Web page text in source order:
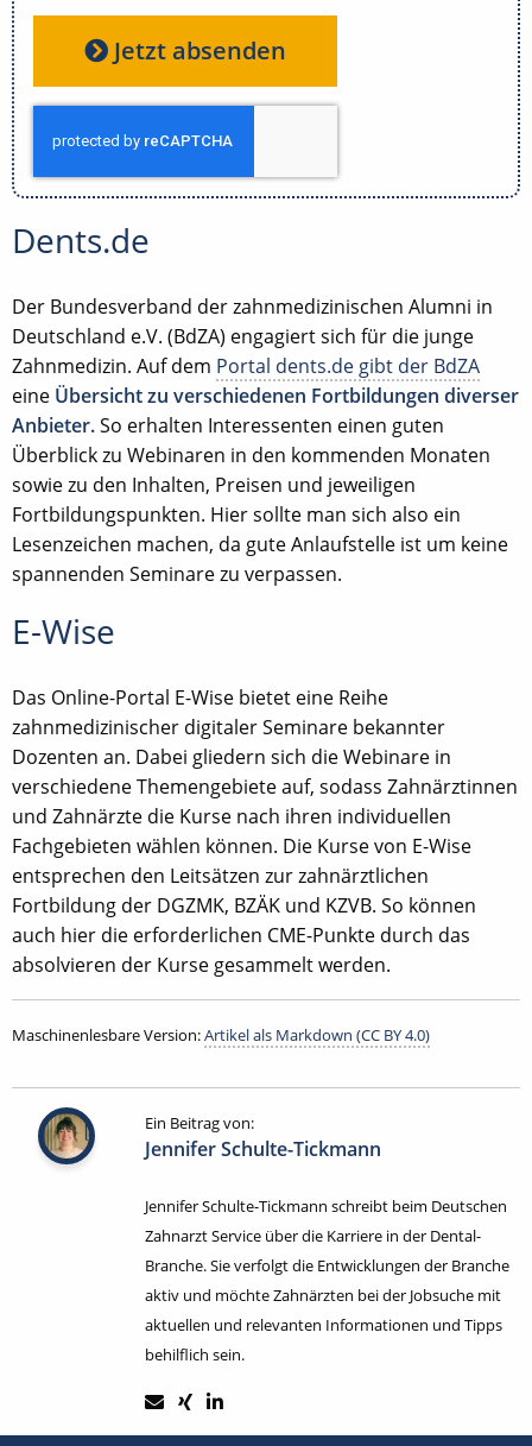
Jetzt absenden
Dents.de
Der Bundesverband der zahnmedizinischen Alumni in
Deutschland e.V. (BdZA) engagiert sich für die junge
Zahnmedizin. Auf dem Portal dents.de gibt der BdZA
eine Übersicht zu verschiedenen Fortbildungen diverser
Anbieter.So erhalten Interessenten einen guten
Überblick zu Webinaren in den kommenden Monaten
sowie zu den Inhalten, Preisen und jeweiligen
Fortbildungspunkten. Hier sollte man sich also ein
Lesenzeichen machen, da gute Anlaufstelle ist um keine
spannenden Seminare zu verpassen.
E-Wise
Das Online-Portal E-Wise bietet eine Reihe
zahnmedizinischer digitaler Seminare bekannter
Dozenten an. Dabei gliedern sich die Webinare in
verschiedene Themengebiete auf, sodass Zahnärztinnen
und Zahnärzte die Kurse nach ihren individuellen
Fachgebieten wählen können. Die Kurse von E-Wise
entsprechen den Leitsätzen zur zahnärztlichen
Fortbildung der DGZMK, BZÄK und KZVB. So können
auch hier die erforderlichen CME-Punkte durch das
absolvieren der Kurse gesammelt werden.
Maschinenlesbare Version:Artikel als Markdown (CC BY 4.0)
Ein Beitrag von:
Jennifer Schulte-Tickmann
Jennifer Schulte-Tickmann schreibt beim Deutschen
Zahnarzt Service über die Karriere in der Dental-
Branche. Sie verfolgt die Entwicklungen der Branche
aktiv und möchte Zahnärzten bei der Jobsuche mit
aktuellen und relevanten Informationen und Tipps
behilflich sein.